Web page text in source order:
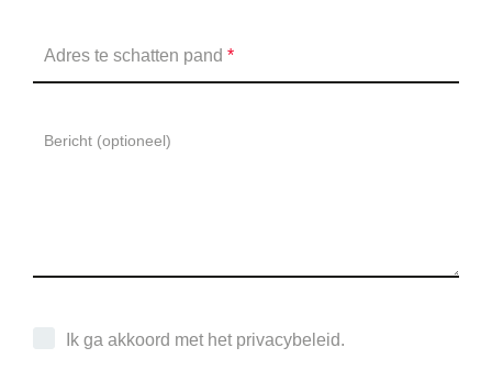
Adres te schatten pand *
Bericht (optioneel)
Ik ga akkoord met het privacybeleid.